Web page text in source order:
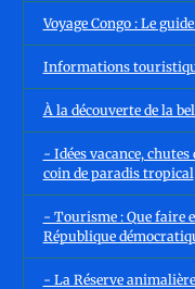
Voyage Congo : Le
Informations
À la découverte de la
- Idées vacance,
coin de paradis tropical
- Tourisme : Que faire
République
- La Réserve